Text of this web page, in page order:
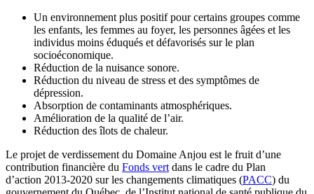
Un environnement plus positif pour certains groupes comme
les enfants, les femmes au foyer, les personnes âgées et les
individus moins éduqués et défavorisés sur le plan
socioéconomique.
Réduction de la nuisance sonore.
Réduction du niveau de stress et des symptômes de
dépression.
Absorption de contaminants atmosphériques.
Amélioration de la qualité de l’air.
Réduction des îlots de chaleur.
Le projet de verdissement du Domaine Anjou est le fruit d’une
contribution financière du Fonds vert dans le cadre du Plan
d’action 2013-2020 sur les changements climatiques (PACC) du